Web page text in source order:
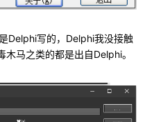
Delphi写的，Delphi我没接触
马之类的都是出自Delphi。